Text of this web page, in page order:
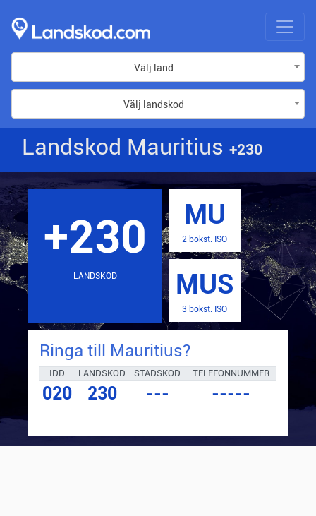
Välj land
Välj landskod
Landskod Mauritius +230
+230
LANDSKOD
MU
2 bokst. ISO
MUS
3 bokst. ISO
Ringa till Mauritius?
IDD LANDSKOD STADSKOD TELEFONNUMMER
020 230 --- -----